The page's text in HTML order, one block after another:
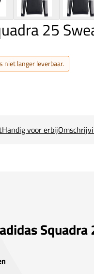
25
niet langer leverbaar.
Handig voor erbij